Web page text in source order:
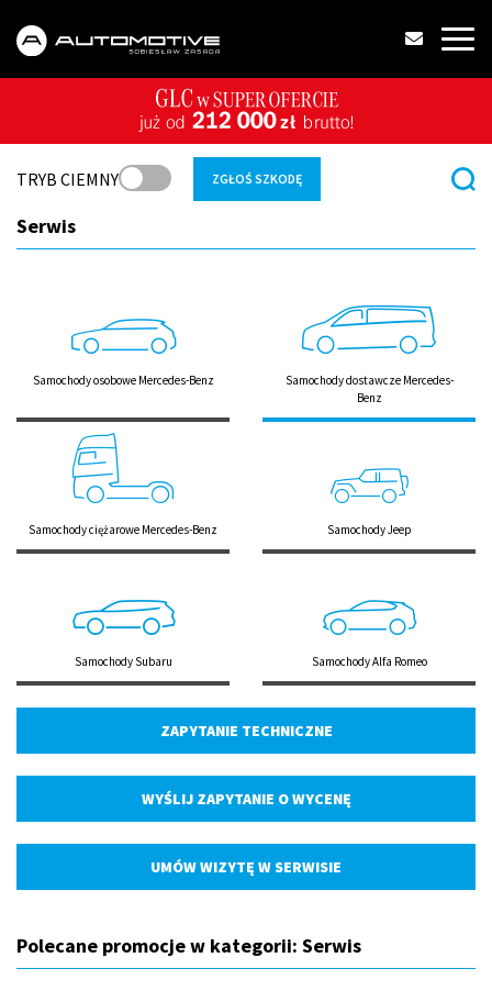
TRYB CIEMNY ZGŁOŚ SZKODĘ
Serwis
Samochody osobowe Mercedes-Benz
Samochody dostawcze Mercedes-
Benz
Samochody ciężarowe Mercedes-Benz Samochody Jeep
Samochody Subaru Samochody Alfa Romeo
ZAPYTANIE TECHNICZNE
WYŚLIJ ZAPYTANIE O WYCENĘ
UMÓW WIZYTĘ W SERWISIE
Polecane promocje w kategorii: Serwis